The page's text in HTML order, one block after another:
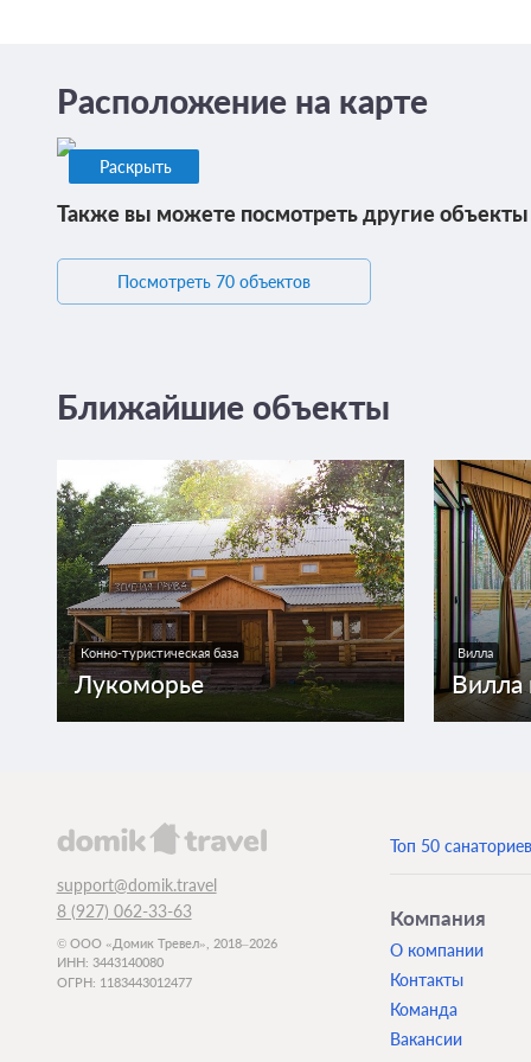
Расположение на карте
Раскрыть
Также вы можете посмотреть другие объекты
Посмотреть 70 объектов
Ближайшие объекты
Конно-туристическая база
Лукоморье
Вилла
Вилла
support@domik.travel
8 (927) 062-33-63
© ООО «Домик Тревел», 2018–2026
ИНН: 3443140080
ОГРН: 1183443012477
Топ 50 санаториев
Компания
О компании
Контакты
Команда
Вакансии